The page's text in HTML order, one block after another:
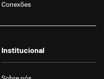
Conexões
Institucional